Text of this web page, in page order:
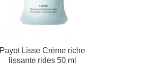
Payot Lisse Crème riche
lissante rides 50 ml